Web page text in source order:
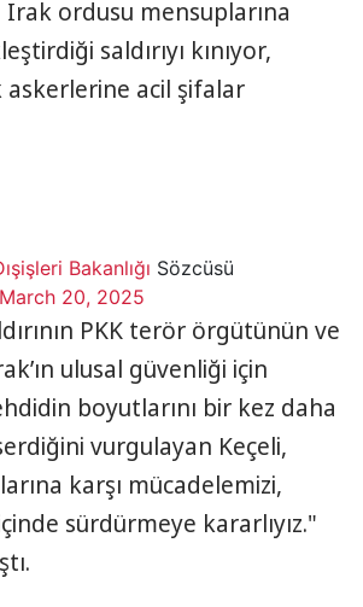
Irak ordusu mensuplarına
saldırıyı kınıyor,
acil şifalar
Bakanlığı Sözcüsü
March 20, 2025
PKK terör örgütünün ve
ulusal güvenliği için
boyutlarını bir kez daha
vurgulayan Keçeli,
karşı mücadelemizi,
sürdürmeye kararlıyız."